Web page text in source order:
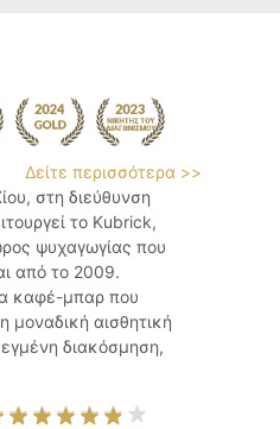
Δείτε περισσότερα >>
στη διεύθυνση
το Kubrick,
ψυχαγωγίας που
από το 2009.
καφέ-μπαρ που
μοναδική αισθητική
διακόσμηση,